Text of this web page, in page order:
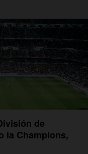
de
la Champions,